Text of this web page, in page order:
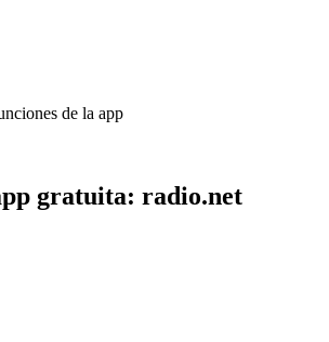
de la app
gratuita: radio.net